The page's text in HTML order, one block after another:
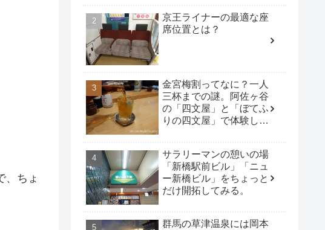
、ちょ
京王ライナーの最適な座
席位置とは？
金宮梅割ってなに？一人
三杯までの謎。阿佐ヶ谷
の「四文屋」と「ぼてふ
りの四文屋」で体験して
サラリーマンの憩いの場
「新橋駅前ビル」「ニュ
ー新橋ビル」をちょっと
だけ開拓してみる。
群馬の草津温泉には岡本